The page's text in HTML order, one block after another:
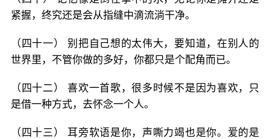
紧握，终究还是会从指缝中滴流淌干净。
（四十一） 别把自己想的太伟大，要知道，在别人的
世界里，不管你做的多好，你都只是个配角而已。
（四十二） 喜欢一首歌，很多时候不是因为喜欢，只
是借一种方式，去怀念一个人。
（四十三） 耳旁软语是你，声嘶力竭也是你。爱的是